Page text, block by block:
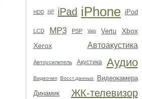
HDD HP iPad iPhone iPod
LCD MP3 PSP Vaio Vertu
Xbox
Xerox
Автоакустика
Автоусилитель Акустика Аудио
Видеочип Восст.данных
Видеокамера
Динамик
ЖК-телевизор